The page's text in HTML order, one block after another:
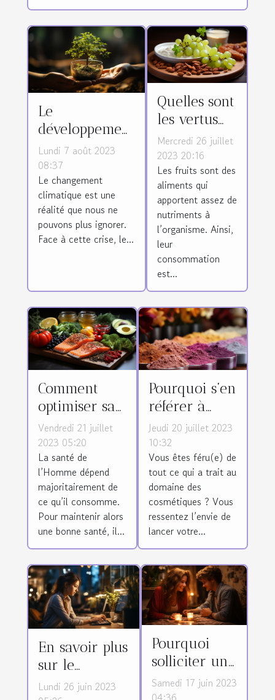
Le
développement
durable :
solution pour
la crise
climatique
Lundi 7 août 2023
08:37
Le changement
climatique est une
réalité que nous ne
pouvons plus ignorer.
Face à cette crise, le...
Quelles sont
les vertus
du raisin
sec ?
Mercredi 26 juillet
2023 20:16
Les fruits sont des
aliments qui
apportent assez de
nutriments à
l’organisme. Ainsi,
leur
consommation
est...
Comment
optimiser sa
santé avec
une
meilleure
alimentation
?
Vendredi 21 juillet
2023 05:20
La santé de
l’Homme dépend
majoritairement de
ce qu’il consomme.
Pour maintenir alors
une bonne santé, il...
Pourquoi s’en
référer à
ExportLine
pour la
fabrication
de produits
cosmétiques
?
Jeudi 20 juillet 2023
10:32
Vous êtes féru(e) de
tout ce qui a trait au
domaine des
cosmétiques ? Vous
ressentez l’envie de
lancer votre...
En savoir plus
sur le
télésecrétariat
Lundi 26 juin 2023
Pourquoi
solliciter un
service de
Samedi 17 juin 2023